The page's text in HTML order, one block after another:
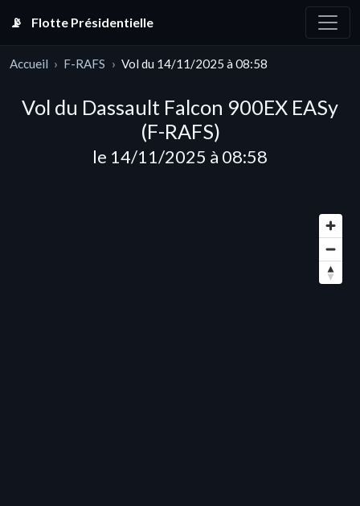
📡 Flotte Présidentielle
Accueil F-RAFS Vol du 14/11/2025 à 08:58
Vol du Dassault Falcon 900EX EASy
(F-RAFS)
le 14/11/2025 à 08:58